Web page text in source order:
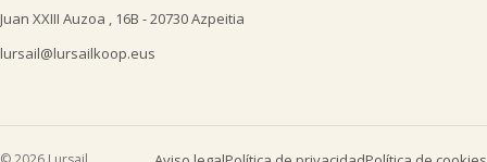
Juan XXIII Auzoa , 16B - 20730 Azpeitia
lursail@lursailkoop.eus